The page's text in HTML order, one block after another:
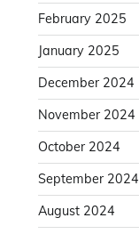
February 2025
January 2025
December 2024
November 2024
October 2024
September 2024
August 2024